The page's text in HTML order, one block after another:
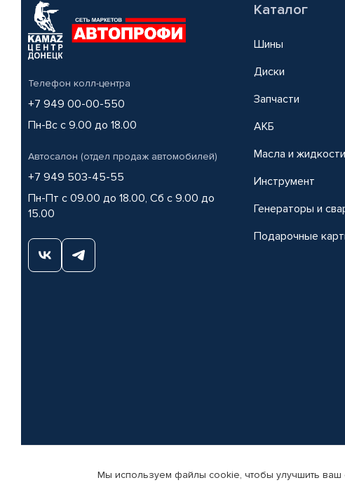
Телефон колл-центра
+7 949 00-00-550
Пн-Вс с 9.00 до 18.00
Автосалон (отдел продаж автомобилей)
+7 949 503-45-55
Пн-Пт с 09.00 до 18.00, Сб с 9.00 до
15.00
Каталог
Шины
Диски
Запчасти
АКБ
Масла и жидкости
Инструмент
Генераторы и
Подарочные
© КАМАЗ ЦЕНТР ДОНЕЦК, 2015-2026. Все права защищены. Интернет-
Мы используем файлы cookie, чтобы улучшить ваш